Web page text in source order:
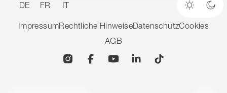
DE FR IT
Heller
ImpressumRechtliche HinweiseDatenschutzCookies
AGB
InstagramFacebookYouTubeLinkedin